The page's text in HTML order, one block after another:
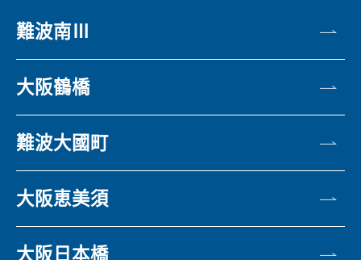
難波南Ⅲ
大阪鶴橋
難波大國町
大阪恵美須
大阪日本橋